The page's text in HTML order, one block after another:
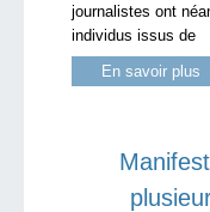
journalistes ont
individus issus de
En savoir plus